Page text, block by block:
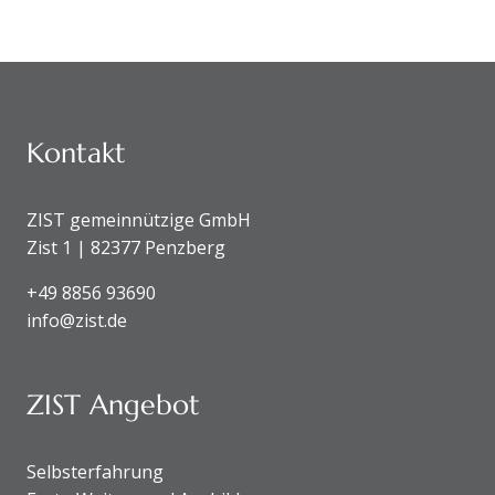
KONTAKTDATEN UND
Kontakt
ZIST gemeinnützige GmbH
Zist 1 | 82377 Penzberg
+49 8856 93690
info@zist.de
ZIST Angebot
Selbsterfahrung